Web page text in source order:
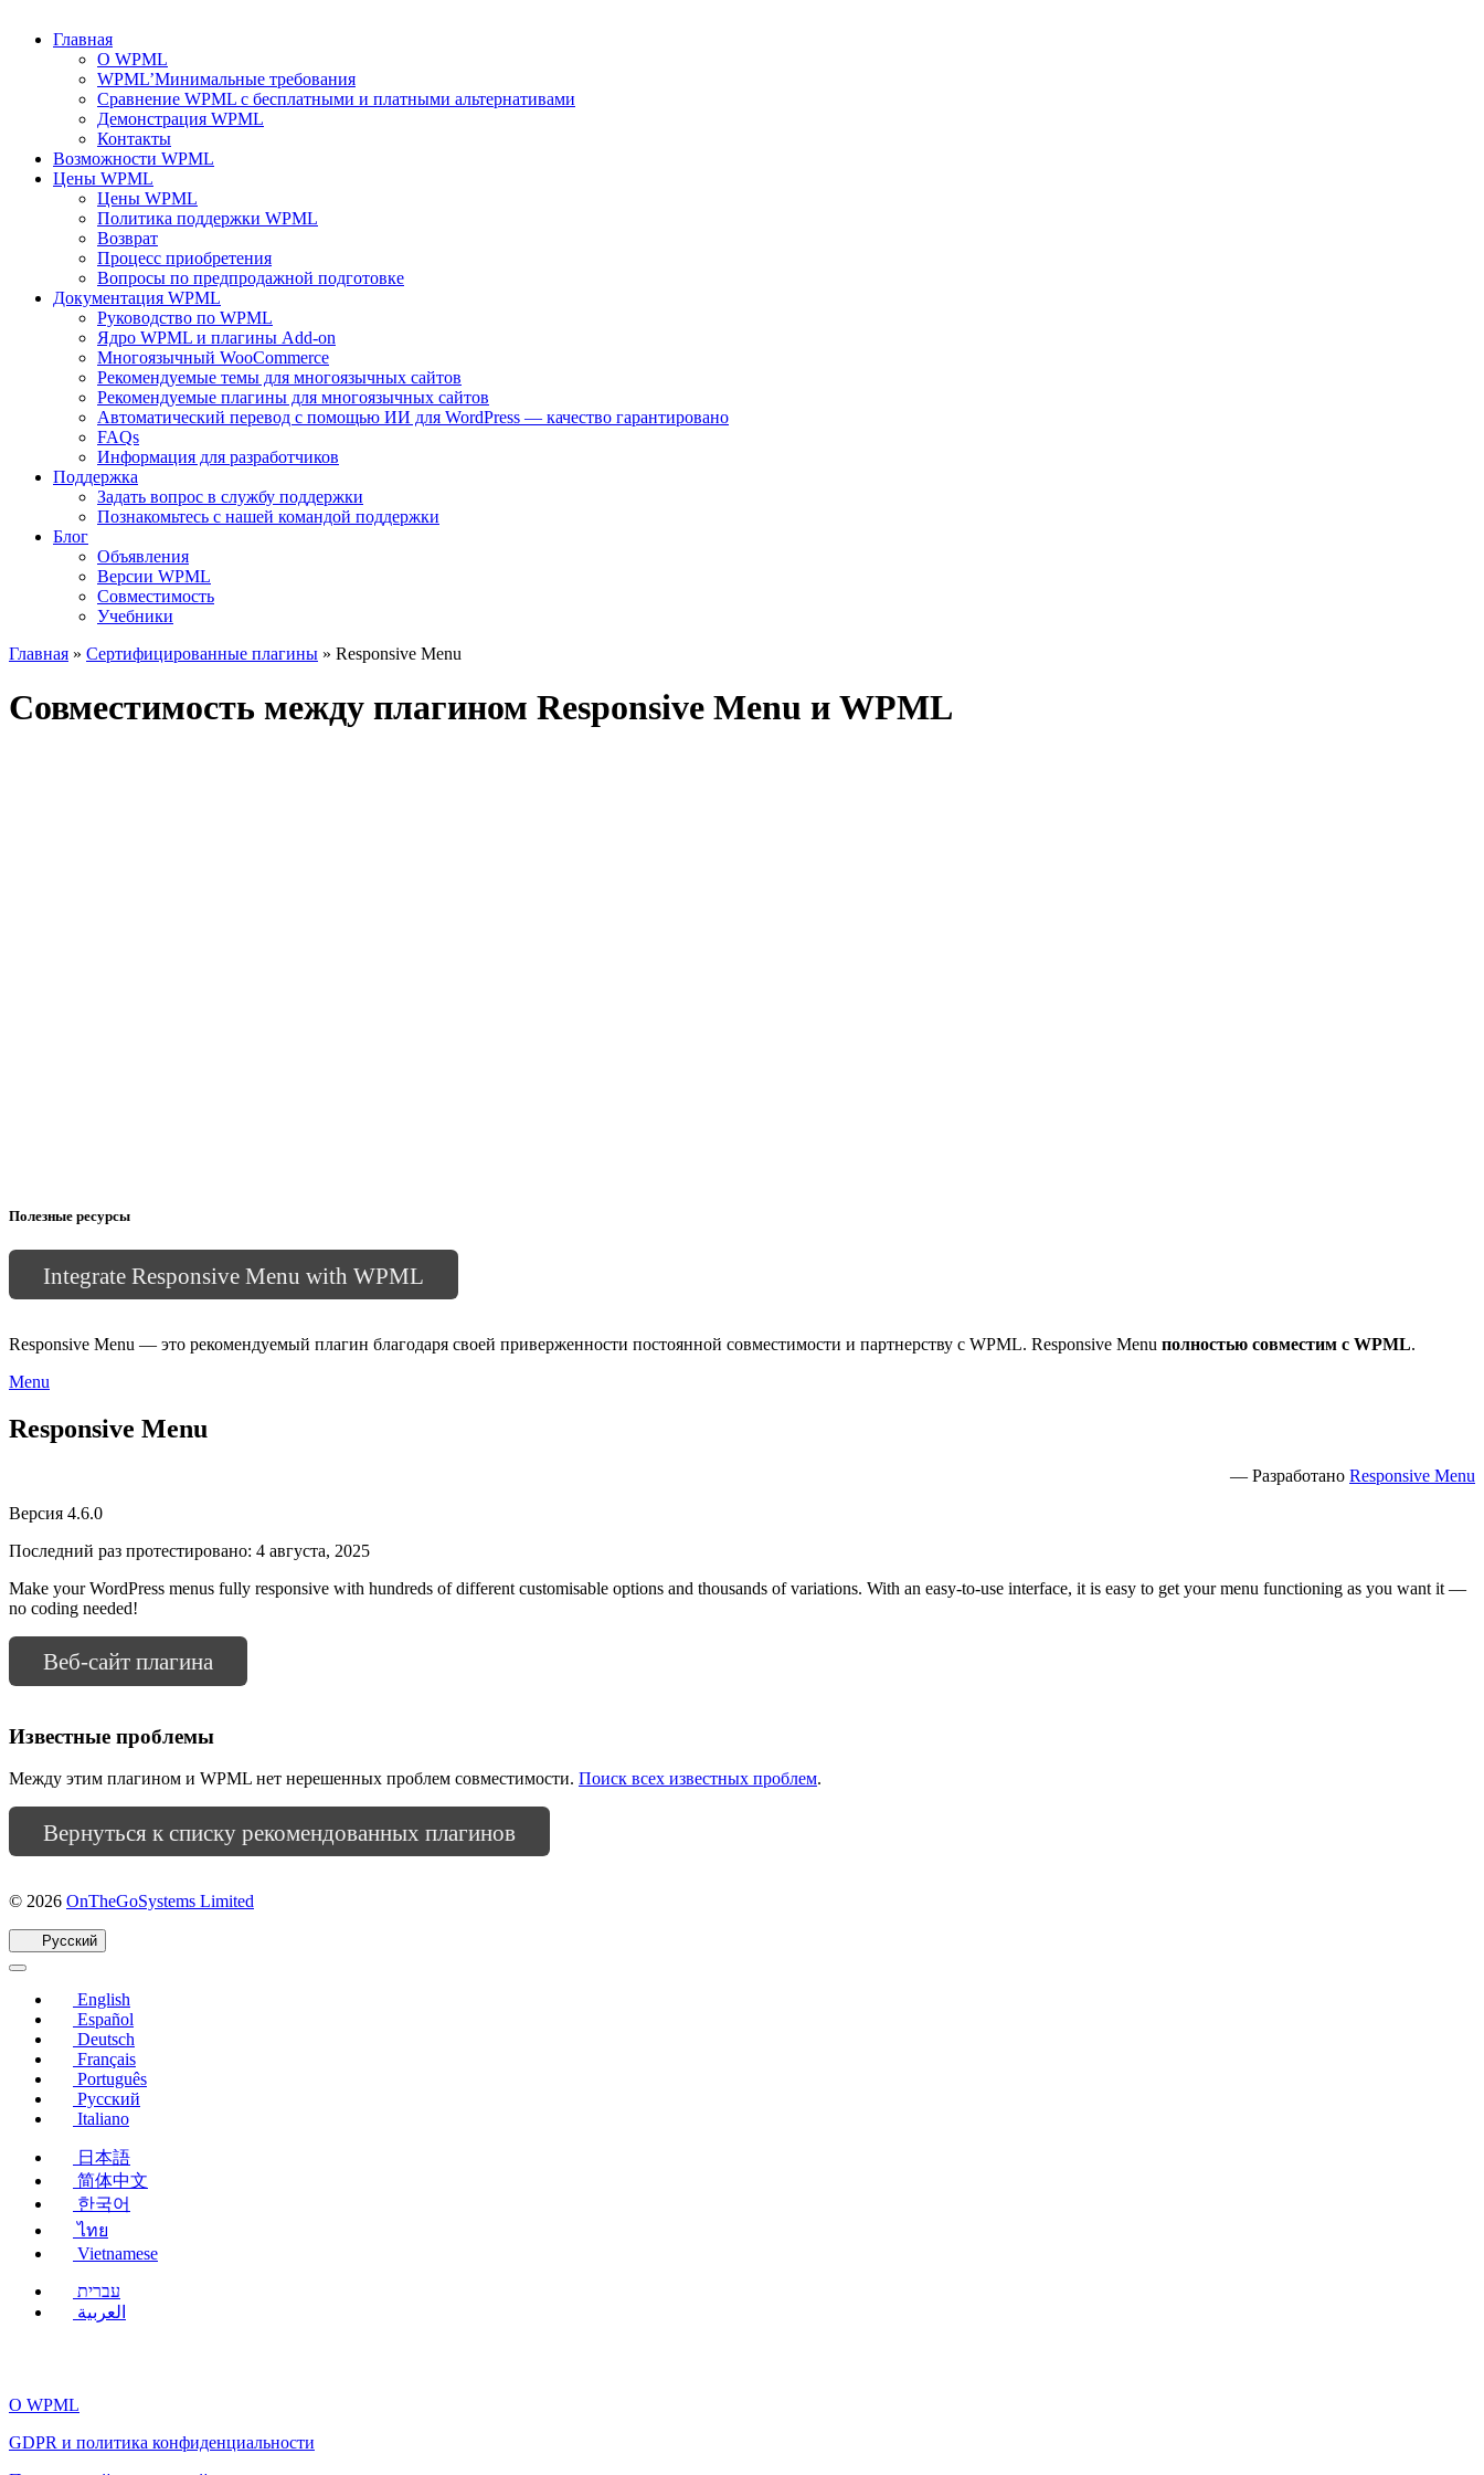
Главная
О WPML
WPML’Минимальные требования
Сравнение WPML с бесплатными и платными альтернативами
Демонстрация WPML
Контакты
Возможности WPML
Цены WPML
Цены WPML
Политика поддержки WPML
Возврат
Процесс приобретения
Вопросы по предпродажной подготовке
Документация WPML
Руководство по WPML
Ядро WPML и плагины Add-on
Многоязычный WooCommerce
Рекомендуемые темы для многоязычных сайтов
Рекомендуемые плагины для многоязычных сайтов
Автоматический перевод с помощью ИИ для WordPress — качество гарантировано
FAQs
Информация для разработчиков
Поддержка
Задать вопрос в службу поддержки
Познакомьтесь с нашей командой поддержки
Блог
Объявления
Версии WPML
Совместимость
Учебники
Главная » Сертифицированные плагины » Responsive Menu
Совместимость между плагином Responsive Menu и WPML
Полезные ресурсы
Integrate Responsive Menu with WPML
Responsive Menu — это рекомендуемый плагин благодаря своей приверженности постоянной совместимости и партнерству с WPML. Responsive Menu полностью совместим с WPML.
Menu
Responsive Menu
— Разработано Responsive Menu
Версия 4.6.0
Последний раз протестировано: 4 августа, 2025
Make your WordPress menus fully responsive with hundreds of different customisable options and thousands of variations. With an easy-to-use interface, it is easy to get your menu functioning as you want it —
no coding needed!
Веб-сайт плагина
Известные проблемы
Между этим плагином и WPML нет нерешенных проблем совместимости. Поиск всех известных проблем.
Вернуться к списку рекомендованных плагинов
© 2026 OnTheGoSystems Limited
Русский
English
Español
Deutsch
Français
Português
Русский
Italiano
日本語
简体中文
한국어
ไทย
Vietnamese
עברית
العربية
О WPML
GDPR и политика конфиденциальности